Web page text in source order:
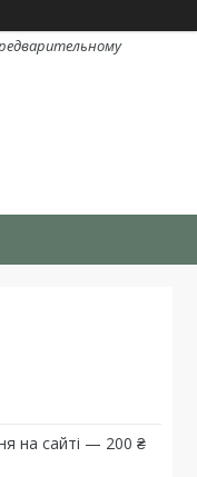
на сайті — 200 ₴